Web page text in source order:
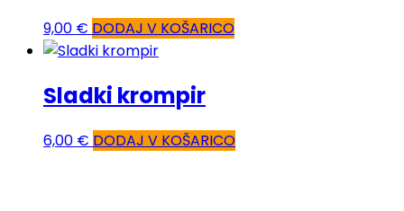
9,00 € DODAJ V KOŠARICO
Sladki krompir
6,00 € DODAJ V KOŠARICO